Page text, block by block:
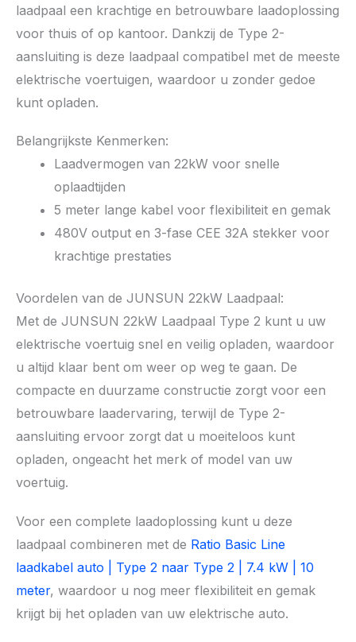
laadpaal een krachtige en betrouwbare laadoplossing
voor thuis of op kantoor. Dankzij de Type 2-
aansluiting is deze laadpaal compatibel met de meeste
elektrische voertuigen, waardoor u zonder gedoe
kunt opladen.
Belangrijkste Kenmerken:
Laadvermogen van 22kW voor snelle
oplaadtijden
5 meter lange kabel voor flexibiliteit en gemak
480V output en 3-fase CEE 32A stekker voor
krachtige prestaties
Voordelen van de JUNSUN 22kW Laadpaal:
Met de JUNSUN 22kW Laadpaal Type 2 kunt u uw
elektrische voertuig snel en veilig opladen, waardoor
u altijd klaar bent om weer op weg te gaan. De
compacte en duurzame constructie zorgt voor een
betrouwbare laadervaring, terwijl de Type 2-
aansluiting ervoor zorgt dat u moeiteloos kunt
opladen, ongeacht het merk of model van uw
voertuig.
Voor een complete laadoplossing kunt u deze
laadpaal combineren met de Ratio Basic Line
laadkabel auto | Type 2 naar Type 2 | 7.4 kW | 10
meter, waardoor u nog meer flexibiliteit en gemak
krijgt bij het opladen van uw elektrische auto.